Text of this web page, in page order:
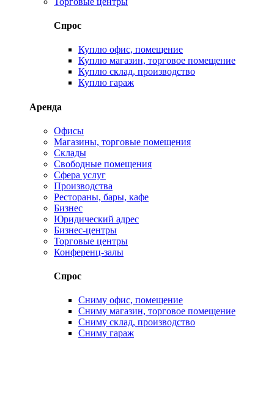
Спрос
Куплю офис, помещение
Куплю магазин, торговое помещение
Куплю склад, производство
Куплю гараж
Аренда
Офисы
Магазины, торговые помещения
Склады
Свободные помещения
Сфера услуг
Производства
Рестораны, бары, кафе
Бизнес
Юридический адрес
Бизнес-центры
Торговые центры
Конференц-залы
Спрос
Сниму офис, помещение
Сниму магазин, торговое помещение
Сниму склад, производство
Сниму гараж